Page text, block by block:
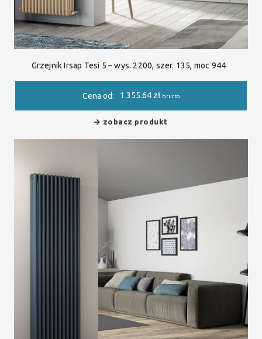
Grzejnik Irsap Tesi 5 – wys. 2200, szer. 135, moc 944
Cena od: 1 355.64 zł brutto
zobacz produkt